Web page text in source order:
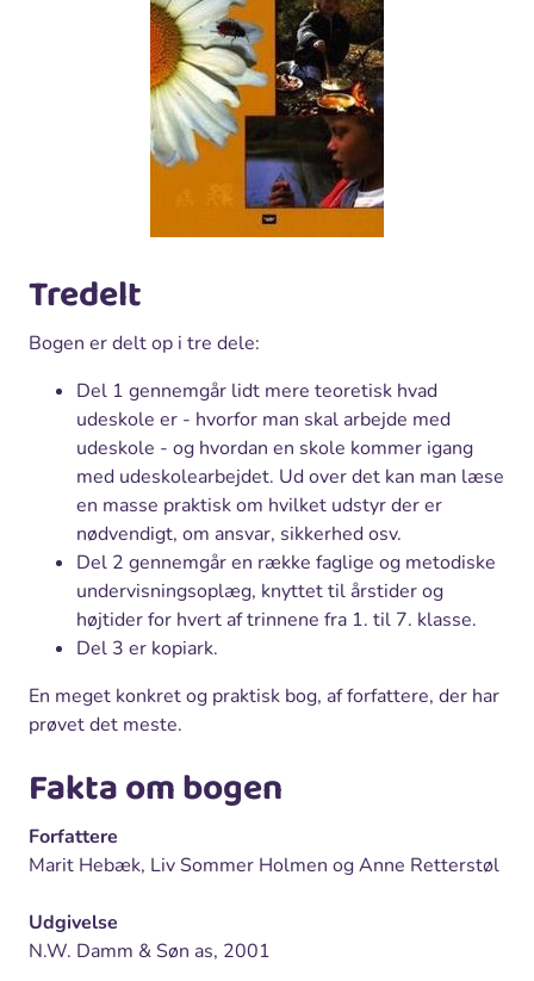
Tredelt
Bogen er delt op i tre dele:
Del 1 gennemgår lidt mere teoretisk hvad
udeskole er - hvorfor man skal arbejde med
udeskole - og hvordan en skole kommer igang
med udeskolearbejdet. Ud over det kan man læse
en masse praktisk om hvilket udstyr der er
nødvendigt, om ansvar, sikkerhed osv.
Del 2 gennemgår en række faglige og metodiske
undervisningsoplæg, knyttet til årstider og
højtider for hvert af trinnene fra 1. til 7. klasse.
Del 3 er kopiark.
En meget konkret og praktisk bog, af forfattere, der har
prøvet det meste.
Fakta om bogen
Forfattere
Marit Hebæk, Liv Sommer Holmen og Anne Retterstøl
Udgivelse
N.W. Damm & Søn as, 2001